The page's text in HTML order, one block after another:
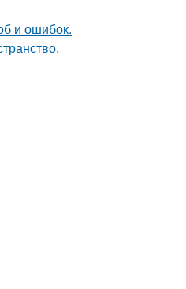
и ошибок.